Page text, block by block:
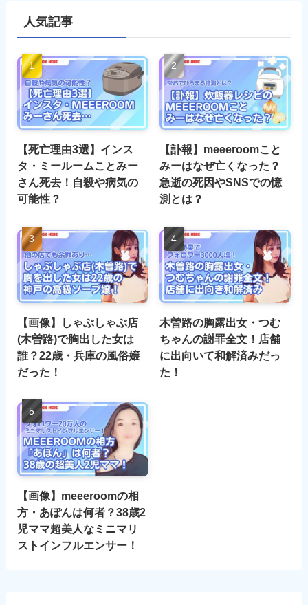
人気記事
【死亡理由3選】インス
タ・ミールームことみー
さん死去！自殺や病気の
可能性？
【訃報】meeeroomこと
みーはなぜ亡くなった？
急逝の死因やSNSでの憶
測とは？
【画像】しゃぶしゃぶ店
(木曽路)で胸出した女は
誰？22歳・兵庫の風俗嬢
だった！
木曽路の胸露出女・つむ
ちゃんの謝罪全文！店舗
に出向いて和解済みだっ
た！
【画像】meeeroomの相
方・あぽんは何者？38歳2
児ママ超美人なミニマリ
ストインフルエンサー！